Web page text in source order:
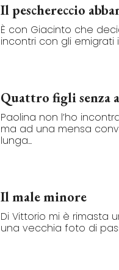
Il peschereccio
È con Giacinto che
incontri con gli emigrati
Quattro figli senza
Paolina non l’ho
ma ad una mensa
lunga...
Il male minore
Di Vittorio mi è rimasta
una vecchia foto di